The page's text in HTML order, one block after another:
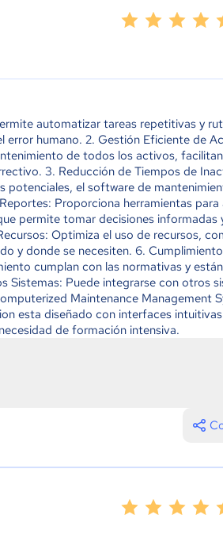
automatizar tareas repetitivas y
error humano. 2. Gestión Eficiente de
de todos los activos,
3. Reducción de Tiempos de
el software de
Proporciona herramientas para
permite tomar decisiones informadas
Optimiza el uso de recursos,
y donde se necesiten. 6. Cumplimiento
cumplan con las normativas y
Sistemas: Puede integrarse con otros
Maintenance Management
esta diseñado con interfaces
de formación intensiva.